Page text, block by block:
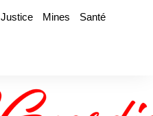
Justice Mines
Santé